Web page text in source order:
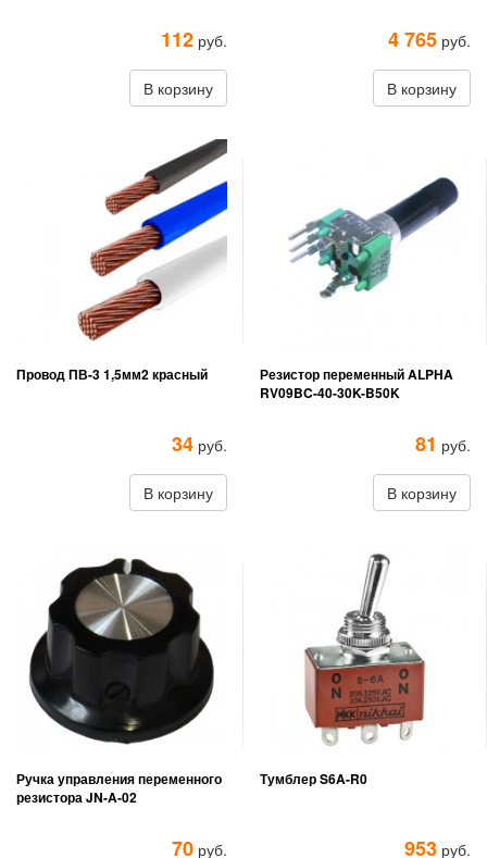
112 руб.
В корзину
4 765 руб.
В корзину
Провод ПВ-3 1,5мм2 красный
34 руб.
В корзину
Резистор переменный ALPHA
RV09BC-40-30K-B50K
81 руб.
В корзину
Ручка управления переменного
резистора JN-A-02
70 руб.
Тумблер S6A-R0
953 руб.